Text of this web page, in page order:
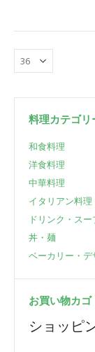
料理カテゴリ
和食料理
洋食料理
中華料理
イタリアン料理
ドリンク・スー
丼・麺
ベーカリー・
お買い物カゴ
ショッピ